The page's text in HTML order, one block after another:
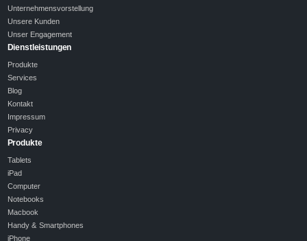
Unternehmensvorstellung
Unsere Kunden
Unser Engagement
Dienstleistungen
Produkte
Services
Blog
Kontakt
Impressum
Privacy
Produkte
Tablets
iPad
Computer
Notebooks
Macbook
Handy & Smartphones
iPhone